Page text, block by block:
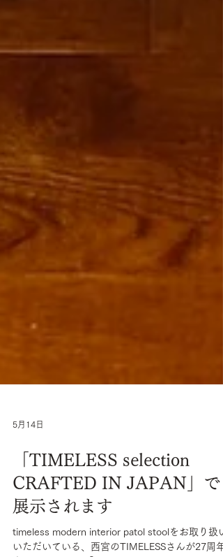
5月14日
「TIMELESS selection
CRAFTED IN JAPAN」で